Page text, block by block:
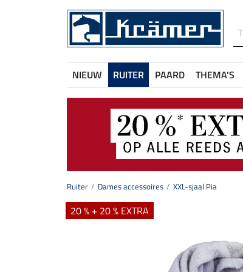
NIEUW RUITER PAARD THEMA'S
Ruiter Dames accessoires XXL-sjaal Pia
20 % + 20 % EXTRA